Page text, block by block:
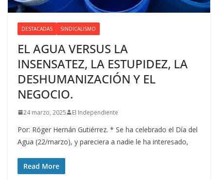
DESTACADAS SINDICALISMO
EL AGUA VERSUS LA
INSENSATEZ, LA ESTUPIDEZ, LA
DESHUMANIZACIÓN Y EL
NEGOCIO.
24 marzo, 2025 El Independiente
Por: Róger Hernán Gutiérrez. * Se ha celebrado el Día del
Agua (22/marzo), y pareciera a nadie le ha interesado,
Read More